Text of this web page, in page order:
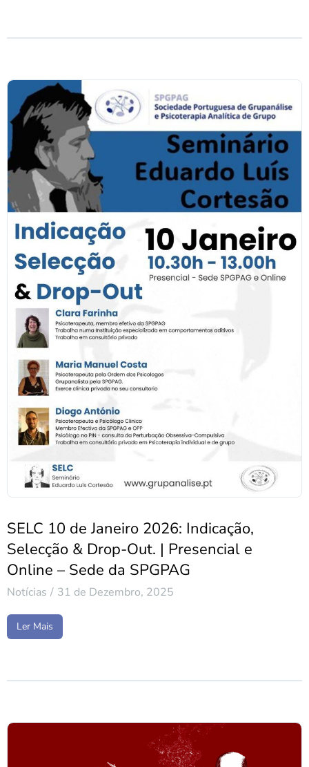
SELC 10 de Janeiro 2026: Indicação,
Selecção & Drop-Out. | Presencial e
Online – Sede da SPGPAG
Notícias 31 de Dezembro, 2025
Ler Mais